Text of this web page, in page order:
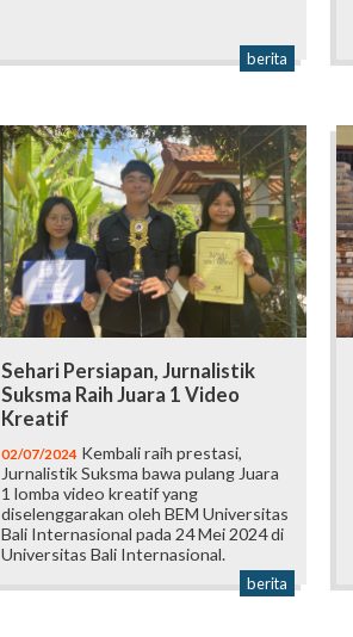
berita
Sehari Persiapan, Jurnalistik
Suksma Raih Juara 1 Video
Kreatif
02/07/2024Kembali raih prestasi,
Jurnalistik Suksma bawa pulang Juara
1 lomba video kreatif yang
diselenggarakan oleh BEM Universitas
Bali Internasional pada 24 Mei 2024 di
Universitas Bali Internasional.
berita